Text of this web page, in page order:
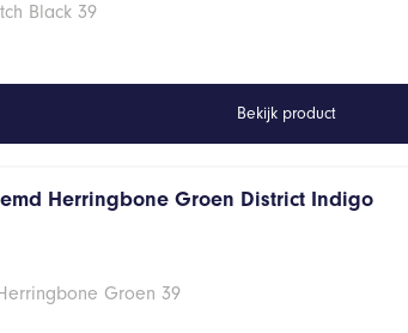
Black 39
Bekijk product
Herringbone Groen District Indigo
Groen 39